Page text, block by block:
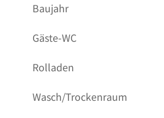
Baujahr
Gäste-WC
Rolladen
Wasch/Trockenraum